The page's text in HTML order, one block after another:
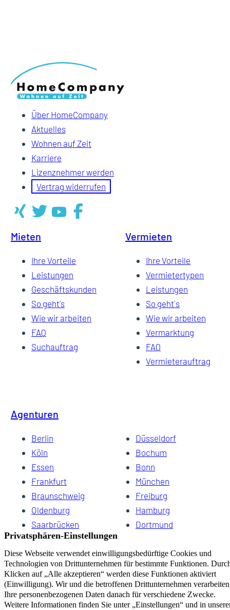
Über HomeCompany
Aktuelles
Wohnen auf Zeit
Karriere
Lizenznehmer werden
Vertrag widerrufen
Mieten
Ihre Vorteile
Leistungen
Geschäftskunden
So geht's
Wie wir arbeiten
FAQ
Suchauftrag
Vermieten
Ihre Vorteile
Vermietertypen
Leistungen
So geht`s
Wie wir arbeiten
Vermarktung
FAQ
Vermieterauftrag
Agenturen
Berlin
Düsseldorf
Köln
Bochum
Essen
Bonn
Frankfurt
München
Braunschweig
Freiburg
Oldenburg
Hamburg
Saarbrücken
Dortmund
Hannover
Dresden
Kiel
Wuppertal
Bremen